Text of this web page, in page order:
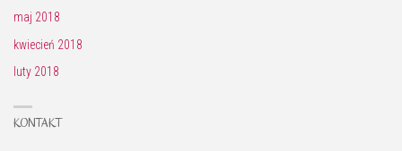
maj 2018
kwiecień 2018
luty 2018
KONTAKT